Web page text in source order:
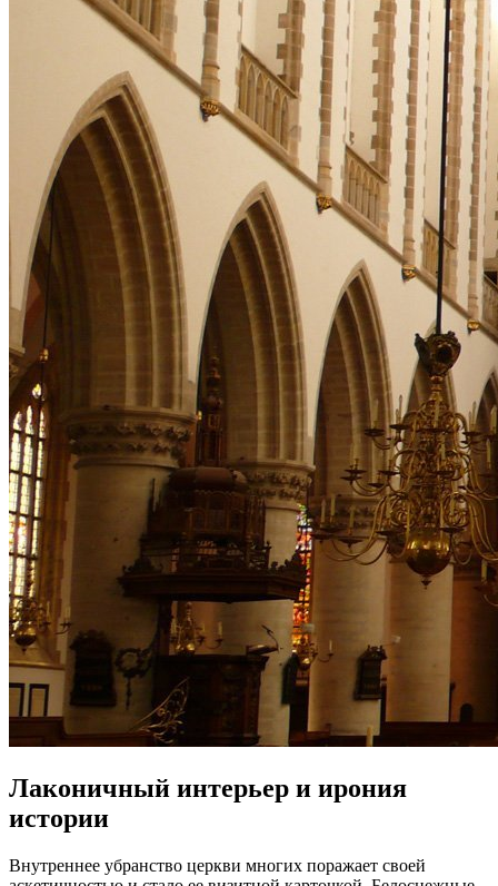
Лаконичный интерьер и ирония
истории
Внутреннее убранство церкви многих поражает своей